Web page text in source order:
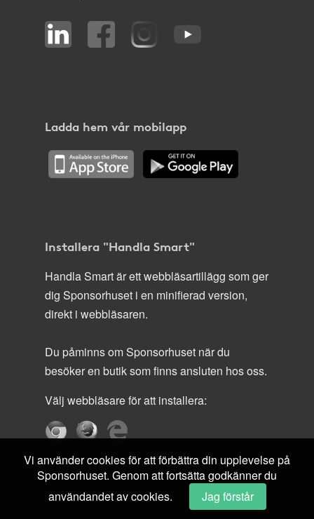
Ladda hem vår mobilapp
Installera "Handla Smart"
Handla Smart är ett webbläsartillägg som ger
dig Sponsorhuset i en minifierad version,
direkt i webbläsaren.
Du påminns om Sponsorhuset när du
besöker en butik som finns ansluten hos oss.
Välj webbläsare för att installera:
Vi använder cookies för att förbättra din upplevelse på
Sponsorhuset. Genom att fortsätta godkänner du
användandet av cookies.
Jag förstår